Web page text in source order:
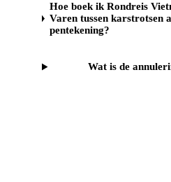
Hoe boek ik Rondreis
Varen tussen karstrotsen
pentekening?
Wat is de